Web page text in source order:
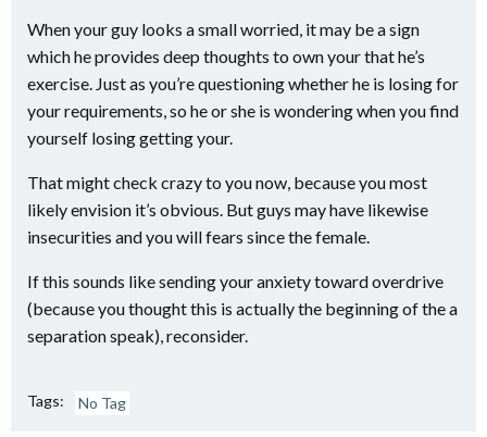
When your guy looks a small worried, it may be a sign
which he provides deep thoughts to own your that he’s
exercise. Just as you’re questioning whether he is losing for
your requirements, so he or she is wondering when you find
yourself losing getting your.
That might check crazy to you now, because you most
likely envision it’s obvious. But guys may have likewise
insecurities and you will fears since the female.
If this sounds like sending your anxiety toward overdrive
(because you thought this is actually the beginning of the a
separation speak), reconsider.
Tags: No Tag